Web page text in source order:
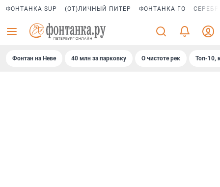
ФОНТАНКА SUP (ОТ)ЛИЧНЫЙ ПИТЕР ФОНТАНКА ГО
Фонтан на Неве 40 млн за парковку О чистоте рек Топ-10,